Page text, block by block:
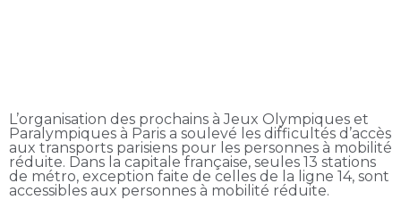
L’organisation des prochains à Jeux Olympiques et
Paralympiques à Paris a soulevé les difficultés d’accès
aux transports parisiens pour les personnes à mobilité
réduite. Dans la capitale française, seules 13 stations
de métro, exception faite de celles de la ligne 14, sont
accessibles aux personnes à mobilité réduite.